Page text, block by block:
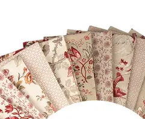
18
Via
Beschi, 13c